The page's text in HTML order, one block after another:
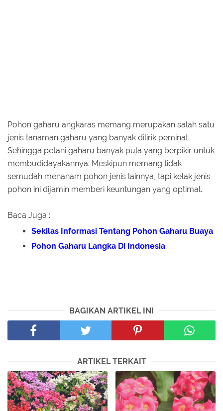
Pohon gaharu angkaras memang merupakan salah satu
jenis tanaman gaharu yang banyak dilirik peminat.
Sehingga petani gaharu banyak pula yang berpikir untuk
membudidayakannya. Meskipun memang tidak
semudah menanam pohon jenis lainnya, tapi kelak jenis
pohon ini dijamin memberi keuntungan yang optimal.
Baca Juga :
Sekilas Informasi Tentang Pohon Gaharu Buaya
Pohon Gaharu Langka Di Indonesia
BAGIKAN ARTIKEL INI
ARTIKEL TERKAIT